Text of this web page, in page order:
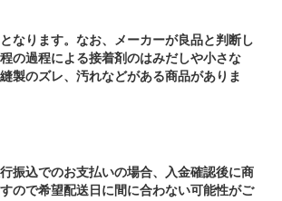
なります。なお、メーカーが良品と判断し
の過程による接着剤のはみだしや小さな
製のズレ、汚れなどがある商品がありま
振込でのお支払いの場合、入金確認後に商
ので希望配送日に間に合わない可能性がご